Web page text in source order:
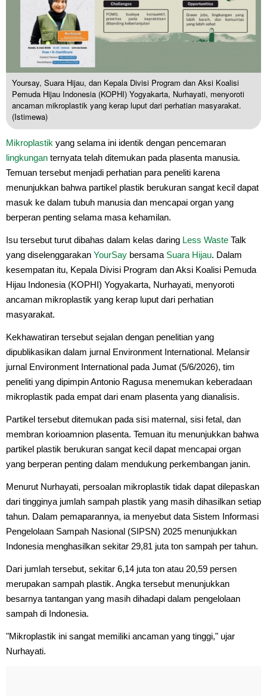
Yoursay, Suara Hijau, dan Kepala Divisi Program dan Aksi Koalisi
Pemuda Hijau Indonesia (KOPHI) Yogyakarta, Nurhayati, menyoroti
ancaman mikroplastik yang kerap luput dari perhatian masyarakat.
(Istimewa)
Mikroplastik yang selama ini identik dengan pencemaran
lingkungan ternyata telah ditemukan pada plasenta manusia.
Temuan tersebut menjadi perhatian para peneliti karena
menunjukkan bahwa partikel plastik berukuran sangat kecil dapat
masuk ke dalam tubuh manusia dan mencapai organ yang
berperan penting selama masa kehamilan.
Isu tersebut turut dibahas dalam kelas daring Less Waste Talk
yang diselenggarakan YourSay bersama Suara Hijau. Dalam
kesempatan itu, Kepala Divisi Program dan Aksi Koalisi Pemuda
Hijau Indonesia (KOPHI) Yogyakarta, Nurhayati, menyoroti
ancaman mikroplastik yang kerap luput dari perhatian
masyarakat.
Kekhawatiran tersebut sejalan dengan penelitian yang
dipublikasikan dalam jurnal Environment International. Melansir
jurnal Environment International pada Jumat (5/6/2026), tim
peneliti yang dipimpin Antonio Ragusa menemukan keberadaan
mikroplastik pada empat dari enam plasenta yang dianalisis.
Partikel tersebut ditemukan pada sisi maternal, sisi fetal, dan
membran korioamnion plasenta. Temuan itu menunjukkan bahwa
partikel plastik berukuran sangat kecil dapat mencapai organ
yang berperan penting dalam mendukung perkembangan janin.
Menurut Nurhayati, persoalan mikroplastik tidak dapat dilepaskan
dari tingginya jumlah sampah plastik yang masih dihasilkan setiap
tahun. Dalam pemaparannya, ia menyebut data Sistem Informasi
Pengelolaan Sampah Nasional (SIPSN) 2025 menunjukkan
Indonesia menghasilkan sekitar 29,81 juta ton sampah per tahun.
Dari jumlah tersebut, sekitar 6,14 juta ton atau 20,59 persen
merupakan sampah plastik. Angka tersebut menunjukkan
besarnya tantangan yang masih dihadapi dalam pengelolaan
sampah di Indonesia.
"Mikroplastik ini sangat memiliki ancaman yang tinggi," ujar
Nurhayati.